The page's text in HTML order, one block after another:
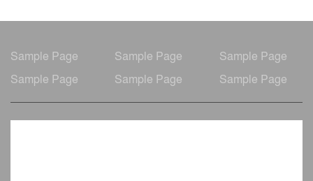
Sample Page Sample Page
Sample Page
Sample Page
Sample Page Sample Page